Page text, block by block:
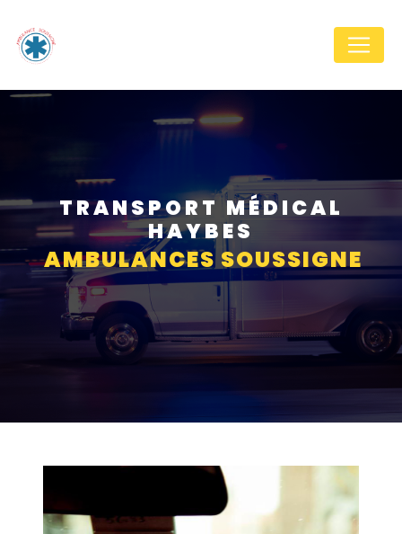
TRANSPORT MÉDICAL
HAYBES
AMBULANCES SOUSSIGNE